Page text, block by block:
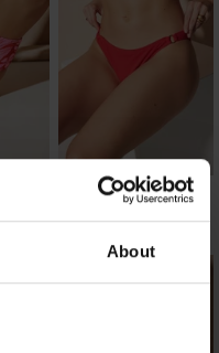
About
Κάτω μέρος μαγιό
Sangria Ι